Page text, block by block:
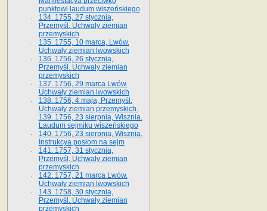
punktowi laudum wiszeńskiego
134. 1755, 27 stycznia,
Przemyśl. Uchwały ziemian
przemyskich
135. 1755, 10 marca, Lwów.
Uchwały ziemian lwowskich
136. 1756, 26 stycznia,
Przemyśl. Uchwały ziemian
przemyskich
137. 1756, 29 marca Lwów.
Uchwały ziemian lwowskich
138. 1756, 4 maja, Przemyśl.
Uchwały ziemian przemyskich.
139. 1756, 23 sierpnia, Wisznia.
Laudum sejmiku wiszeńskiego
140. 1756, 23 sierpnia, Wisznia.
Instrukcya posłom na sejm
141. 1757, 31 stycznia,
Przemyśl. Uchwały ziemian
przemyskich
142. 1757, 21 marca Lwów.
Uchwały ziemian lwowskich
143. 1758, 30 stycznia,
Przemyśl. Uchwały ziemian
przemyskich